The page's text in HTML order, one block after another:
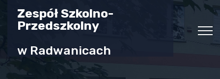
Zespół Szkolno-
Przedszkolny
w Radwanicach